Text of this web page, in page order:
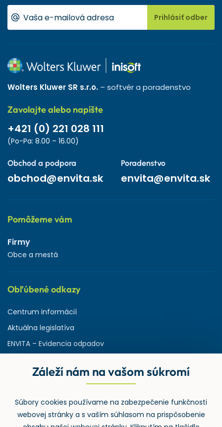
Prihlásiť odber
Wolters Kluwer SR s.r.o. – softvér a poradenstvo
Zavolajte alebo napíšte
+421 (0) 221 028 111
(Po-Pa: 8.00 – 16.00)
Obchod a podpora
obchod@envita.sk
Poradenstvo
envita@envita.sk
Pomôžeme vám
Firmy
Obce a mestá
Obľúbené odkazy
Centrum informácií
Aktuálna legislatíva
ENVITA – Evidencia odpadov
Ministerstvo životného prostredia
ASPI | Svet práva pre profesionálov
Denník Odpady-portal.sk
Záleží nám na vašom súkromí
Súbory cookies používame na zabezpečenie funkčnosti
webovej stránky a s vaším súhlasom na prispôsobenie